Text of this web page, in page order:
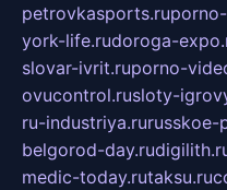
petrovkasports.ru
york-life.rudoroga-
slovar-ivrit.ruporno-
ovucontrol.rusloty-
ru-industriya.rurusskoe-
belgorod-day.ru
medic-today.rutaksu.ru